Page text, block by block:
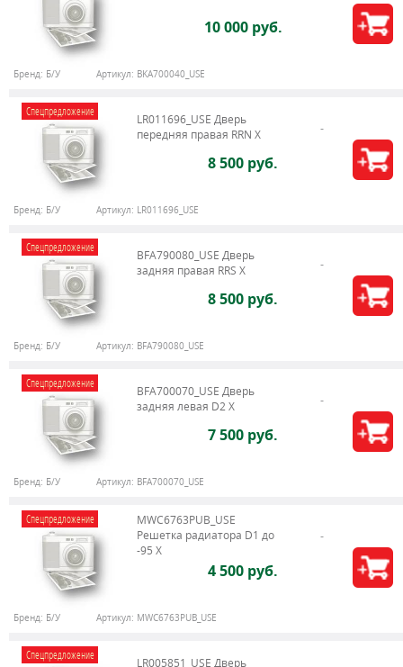
10 000 руб.
Бренд: Б/У Артикул: BKA700040_USE
Спецпредложение
LR011696_USE Дверь
передняя правая RRN X
8 500 руб.
Бренд: Б/У Артикул: LR011696_USE
Спецпредложение
BFA790080_USE Дверь
задняя правая RRS X
8 500 руб.
Бренд: Б/У Артикул: BFA790080_USE
Спецпредложение
BFA700070_USE Дверь
задняя левая D2 X
7 500 руб.
Бренд: Б/У Артикул: BFA700070_USE
Спецпредложение
MWC6763PUB_USE
Решетка радиатора D1 до
-95 X
4 500 руб.
Бренд: Б/У Артикул: MWC6763PUB_USE
Спецпредложение
LR005851_USE Дверь